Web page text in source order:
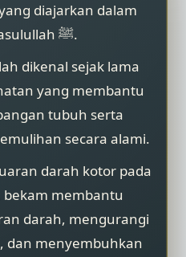
diajarkan dalam
sunnah Rasulullah ﷺ.
dikenal sejak lama
yang membantu
tubuh serta
secara alami.
darah kotor pada
membantu
darah, mengurangi
dan menyembuhkan